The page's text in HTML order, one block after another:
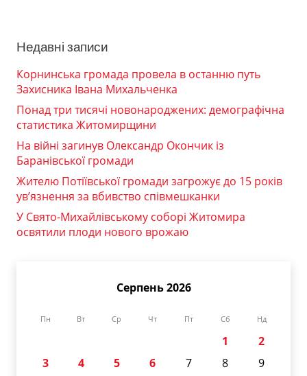
Недавні записи
Корнинська громада провела в останню путь
Захисника Івана Михальченка
Понад три тисячі новонароджених: демографічна
статистика Житомирщини
На війні загинув Олександр Окончик із
Баранівської громади
Жителю Потіївської громади загрожує до 15 років
ув’язнення за вбивство співмешканки
У Свято-Михайлівському соборі Житомира
освятили плоди нового врожаю
Серпень 2026
Пн Вт Ср Чт Пт Сб Нд
1
2
3
4 5 6 7 8
9